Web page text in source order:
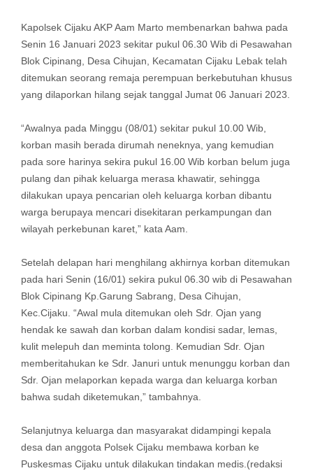
Kapolsek Cijaku AKP Aam Marto membenarkan bahwa pada
Senin 16 Januari 2023 sekitar pukul 06.30 Wib di Pesawahan
Blok Cipinang, Desa Cihujan, Kecamatan Cijaku Lebak telah
ditemukan seorang remaja perempuan berkebutuhan khusus
yang dilaporkan hilang sejak tanggal Jumat 06 Januari 2023.
“Awalnya pada Minggu (08/01) sekitar pukul 10.00 Wib,
korban masih berada dirumah neneknya, yang kemudian
pada sore harinya sekira pukul 16.00 Wib korban belum juga
pulang dan pihak keluarga merasa khawatir, sehingga
dilakukan upaya pencarian oleh keluarga korban dibantu
warga berupaya mencari disekitaran perkampungan dan
wilayah perkebunan karet,” kata Aam.
Setelah delapan hari menghilang akhirnya korban ditemukan
pada hari Senin (16/01) sekira pukul 06.30 wib di Pesawahan
Blok Cipinang Kp.Garung Sabrang, Desa Cihujan,
Kec.Cijaku. “Awal mula ditemukan oleh Sdr. Ojan yang
hendak ke sawah dan korban dalam kondisi sadar, lemas,
kulit melepuh dan meminta tolong. Kemudian Sdr. Ojan
memberitahukan ke Sdr. Januri untuk menunggu korban dan
Sdr. Ojan melaporkan kepada warga dan keluarga korban
bahwa sudah diketemukan,” tambahnya.
Selanjutnya keluarga dan masyarakat didampingi kepala
desa dan anggota Polsek Cijaku membawa korban ke
Puskesmas Cijaku untuk dilakukan tindakan medis.(redaksi